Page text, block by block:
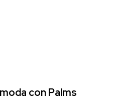
con Palms